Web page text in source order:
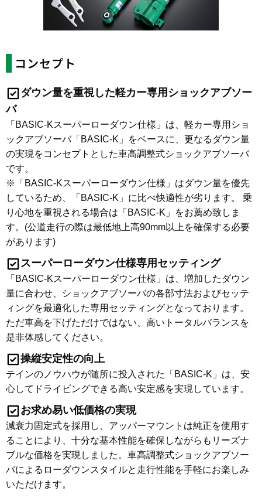
コンセプト
ダウン量を重視した軽カー専用ショックアブソー
バ
「BASIC-Kスーパーローダウン仕様」は、軽カー専用ショ
ックアブソーバ「BASIC-K」をベースに、更なるダウン量
の実現をコンセプトとした車高調整式ショックアブソーバ
です。
※「BASIC-Kスーパーローダウン仕様」はダウン量を優先
しているため、「BASIC-K」に比べ快適性が劣ります。 乗
り心地を重視される場合は「BASIC-K」をお薦め致しま
す。(公道走行の際は最低地上高90mm以上を確保する必要
があります)
スーパーローダウン仕様専用セッティング
「BASIC-Kスーパーローダウン仕様」は、増加したダウン
量に合わせ、ショックアブソーバの各部寸法およびセッテ
ィングを最適化した専用セッティングとなっております。
ただ車高を下げただけではない、高いトータルバランスを
是非体感してください。
操縦安定性の向上
テインのノウハウが随所に投入された「BASIC-K」は、安
心してドライビングできる高い安定感を実現しています。
お求め易い低価格の実現
減衰力固定式を採用し、アッパーマウントは純正を使用す
ることにより、十分な基本性能を確保しながらもリーズナ
ブルな価格を実現しました。車高調整式ショックアブソー
バによるローダウンスタイルと走行性能を手軽にお楽しみ
いただけます。